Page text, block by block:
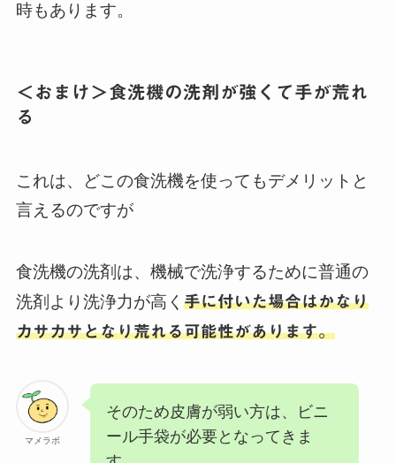
時もあります。
＜おまけ＞食洗機の洗剤が強くて手が荒れ
る
これは、どこの食洗機を使ってもデメリットと
言えるのですが
食洗機の洗剤は、機械で洗浄するために普通の
洗剤より洗浄力が高く 手に付いた場合はかなり
カサカサとなり荒れる可能性があります。
マメラボ
そのため皮膚が弱い方は、ビニ
ール手袋が必要となってきま